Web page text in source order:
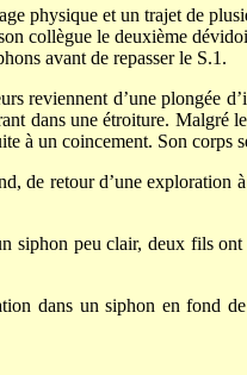
physique et un trajet de
collègue le deuxième
avant de repasser le S.1.
reviennent d’une plongée
dans une étroiture.
à un coincement. Son corps
de retour d’une exploration
siphon peu clair, deux fils
dans un siphon en fond